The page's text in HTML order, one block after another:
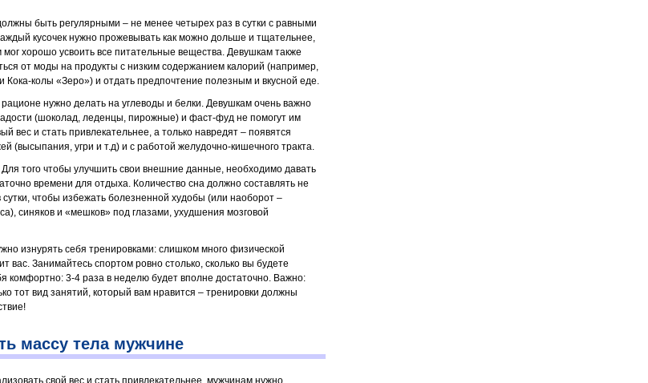
быть регулярными – не менее четырех раз в сутки с равными
кусочек нужно прожевывать как можно дольше и тщательнее,
мог хорошо усвоить все питательные вещества. Девушкам также
от моды на продукты с низким содержанием калорий (например,
Кока-колы «Зеро») и отдать предпочтение полезным и вкусной еде.
нужно делать на углеводы и белки. Девушкам очень важно
(шоколад, леденцы, пирожные) и фаст-фуд не помогут им
вес и стать привлекательнее, а только навредят – появятся
(высыпания, угри и т.д) и с работой желудочно-кишечного тракта.
Для того чтобы улучшить свои внешние данные, необходимо давать
времени для отдыха. Количество сна должно составлять не
сутки, чтобы избежать болезненной худобы (или наоборот –
синяков и «мешков» под глазами, ухудшения мозговой
изнурять себя тренировками: слишком много физической
вас. Занимайтесь спортом ровно столько, сколько вы будете
комфортно: 3-4 раза в неделю будет вполне достаточно. Важно:
тот вид занятий, который вам нравится – тренировки должны
массу тела мужчине
свой вес и стать привлекательнее, мужчинам нужно